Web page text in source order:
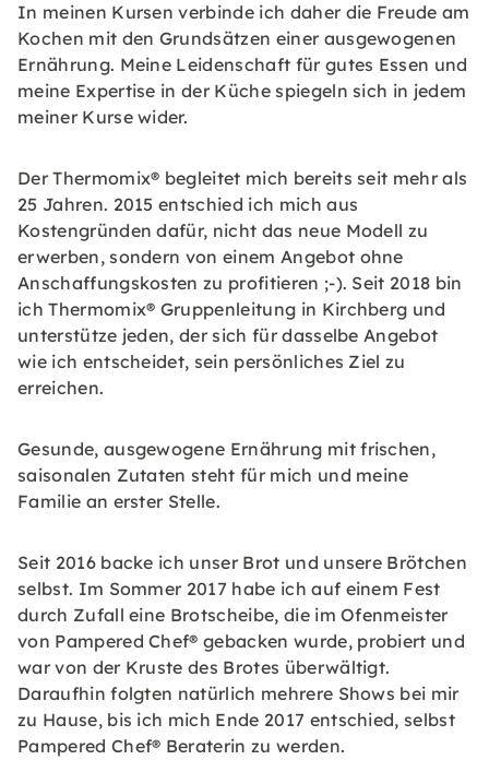
In meinen Kursen verbinde ich daher die Freude am
Kochen mit den Grundsätzen einer ausgewogenen
Ernährung. Meine Leidenschaft für gutes Essen und
meine Expertise in der Küche spiegeln sich in jedem
meiner Kurse wider.
Der Thermomix® begleitet mich bereits seit mehr als
25 Jahren. 2015 entschied ich mich aus
Kostengründen dafür, nicht das neue Modell zu
erwerben, sondern von einem Angebot ohne
Anschaffungskosten zu profitieren ;-). Seit 2018 bin
ich Thermomix® Gruppenleitung in Kirchberg und
unterstütze jeden, der sich für dasselbe Angebot
wie ich entscheidet, sein persönliches Ziel zu
erreichen.
Gesunde, ausgewogene Ernährung mit frischen,
saisonalen Zutaten steht für mich und meine
Familie an erster Stelle.
Seit 2016 backe ich unser Brot und unsere Brötchen
selbst. Im Sommer 2017 habe ich auf einem Fest
durch Zufall eine Brotscheibe, die im Ofenmeister
von Pampered Chef® gebacken wurde, probiert und
war von der Kruste des Brotes überwältigt.
Daraufhin folgten natürlich mehrere Shows bei mir
zu Hause, bis ich mich Ende 2017 entschied, selbst
Pampered Chef® Beraterin zu werden.